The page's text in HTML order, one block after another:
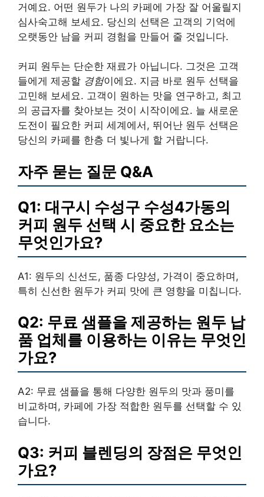
거예요. 어떤 원두가 나의 카페에 가장 잘 어울릴지
심사숙고해 보세요. 당신의 선택은 고객의 기억에
오랫동안 남을 커피 경험을 만들어 줄 것입니다.
커피 원두는 단순한 재료가 아닙니다. 그것은 고객
들에게 제공할 경험이에요. 지금 바로 원두 선택을
고민해 보세요. 고객이 원하는 맛을 연구하고, 최고
의 공급자를 찾아보는 것이 시작이에요. 늘 새로운
도전이 필요한 커피 세계에서, 뛰어난 원두 선택은
당신의 카페를 한층 더 빛나게 할 거랍니다.
자주 묻는 질문 Q&A
Q1: 대구시 수성구 수성4가동의
커피 원두 선택 시 중요한 요소는
무엇인가요?
A1: 원두의 신선도, 품종 다양성, 가격이 중요하며,
특히 신선한 원두가 커피 맛에 큰 영향을 미칩니다.
Q2: 무료 샘플을 제공하는 원두 납
품 업체를 이용하는 이유는 무엇인
가요?
A2: 무료 샘플을 통해 다양한 원두의 맛과 풍미를
비교하며, 카페에 가장 적합한 원두를 선택할 수 있
습니다.
Q3: 커피 블렌딩의 장점은 무엇인
가요?